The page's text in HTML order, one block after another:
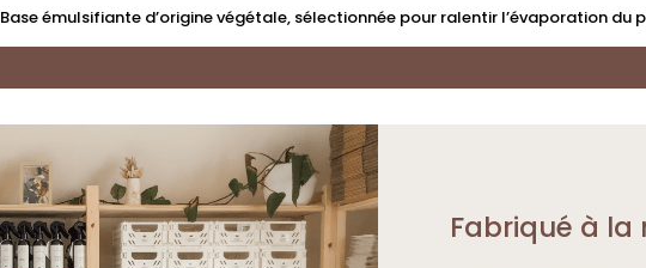
Base émulsifiante d’origine végétale, sélectionnée pour ralentir l’évaporation du
Fabriqué à